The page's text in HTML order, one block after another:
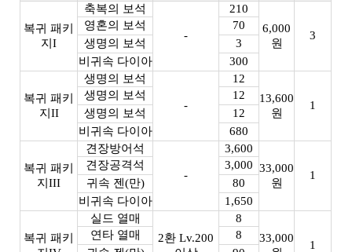
복귀 패키
지I
축복의 보석
-
210
6,000
원
3
영혼의 보석
70
생명의 보석
3
비귀속 다이아
300
복귀 패키
지II
생명의 보석
-
12
13,600
원
1
생명의 보석
12
생명의 보석
12
비귀속 다이아
680
복귀 패키
지III
견장방어석
-
3,600
33,000
원
1
견장공격석
3,000
귀속 젠(만)
80
비귀속 다이아
1,650
복귀 패키
실드 열매
2환 Lv.200
8
33,000
1
연타 열매
8